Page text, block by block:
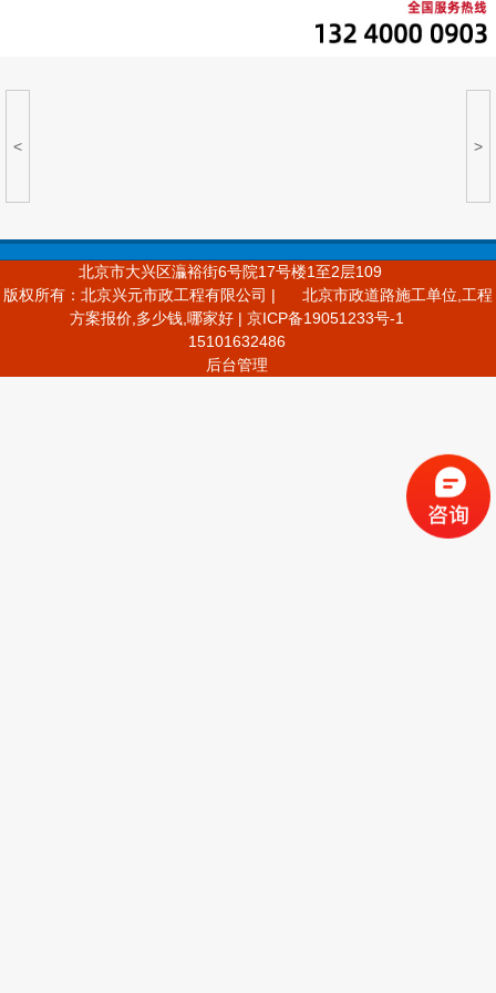
< >
北京市大兴区灜裕街6号院17号楼1至2层109
版权所有：北京兴元市政工程有限公司 |
北京市政道路施工单位,工程
方案报价,多少钱,哪家好 | 京ICP备19051233号-1
15101632486
后台管理